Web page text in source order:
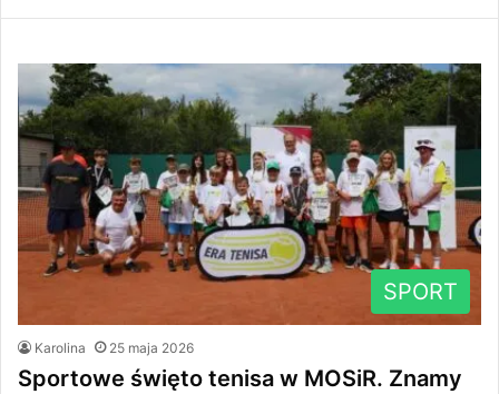
SPORT
Karolina 25 maja 2026
Sportowe święto tenisa w MOSiR. Znamy